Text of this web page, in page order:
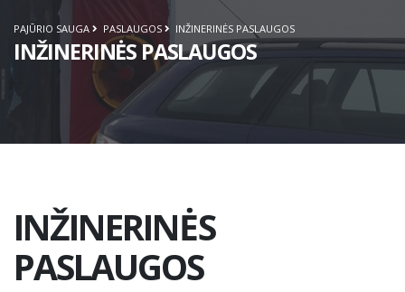
INŽINERINĖS PASLAUGOS
PAJŪRIO SAUGA PASLAUGOS INŽINERINĖS PASLAUGOS
INŽINERINĖS
PASLAUGOS